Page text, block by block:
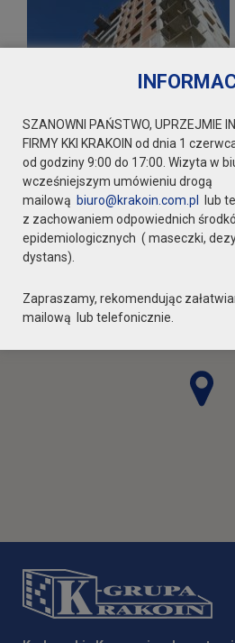
SZANOWNI PAŃSTWO, UPRZEJMIE
FIRMY KKI KRAKOIN od dnia 1
od godziny 9:00 do 17:00. Wizyta w
wcześniejszym umówieniu drogą
mailową biuro@krakoin.com.pl lub
z zachowaniem odpowiednich
epidemiologicznych ( maseczki,
dystans).
Zapraszamy, rekomendując
mailową lub telefonicznie.